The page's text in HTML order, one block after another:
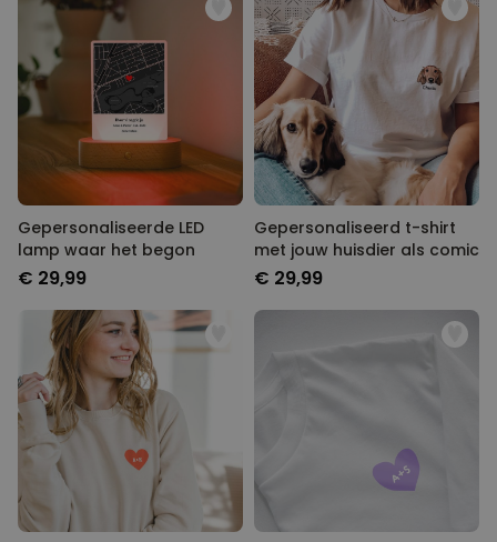
Gepersonaliseerde LED
lamp waar het begon
€ 29,99
Gepersonaliseerd t-shirt
met jouw huisdier als comic
€ 29,99